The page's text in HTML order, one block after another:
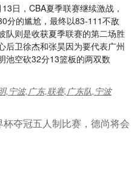
日，CBA夏季联赛继续激战，
分的尴尬，最终以83-111不敌
队则是收获夏季联赛的第二场胜
后卫徐杰和张昊因为要代表广州
池空砍32分13篮板的两双数
,宁波,广东,联赛,广东队,宁波